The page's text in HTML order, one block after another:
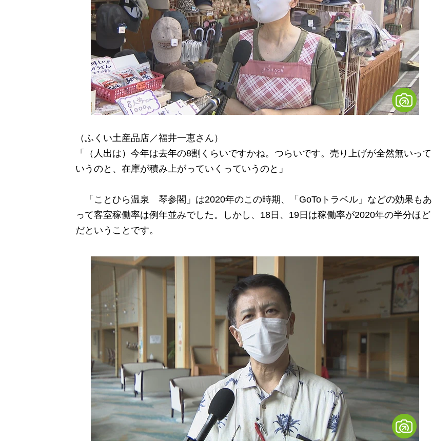
（ふくい土産品店／福井一恵さん）
「（人出は）今年は去年の8割くらいですかね。つらいです。売り上げが全然無いって
いうのと、在庫が積み上がっていくっていうのと」
「ことひら温泉 琴参閣」は2020年のこの時期、「GoToトラベル」などの効果もあ
って客室稼働率は例年並みでした。しかし、18日、19日は稼働率が2020年の半分ほど
だということです。